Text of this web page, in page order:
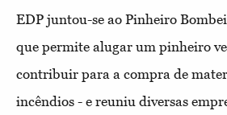
EDP juntou-se ao Pinheiro
que permite alugar um pinheiro
contribuir para a compra de
incêndios - e reuniu diversas